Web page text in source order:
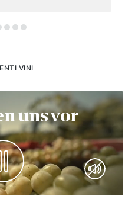
VINI
uns vor